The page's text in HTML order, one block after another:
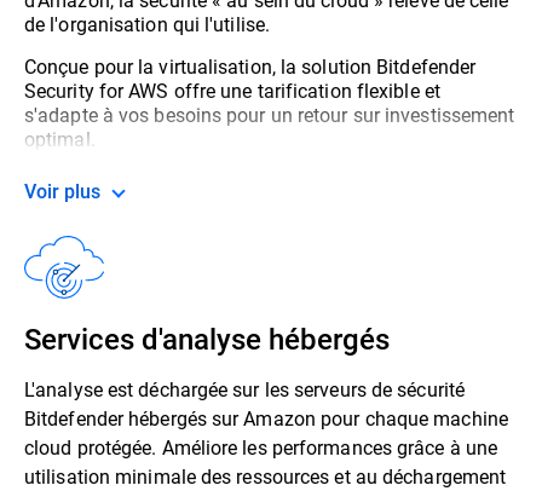
de l'organisation qui l'utilise.
Conçue pour la virtualisation, la solution Bitdefender
Security for AWS offre une tarification flexible et
s'adapte à vos besoins pour un retour sur investissement
optimal.
Voir plus
Services d'analyse hébergés
L'analyse est déchargée sur les serveurs de sécurité
Bitdefender hébergés sur Amazon pour chaque machine
cloud protégée. Améliore les performances grâce à une
utilisation minimale des ressources et au déchargement